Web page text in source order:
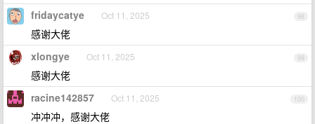
98
fridaycatye Oct 11, 2025
感谢大佬
99
xlongye Oct 11, 2025
感谢大佬
100
racine142857 Oct 11, 2025
冲冲冲，感谢大佬